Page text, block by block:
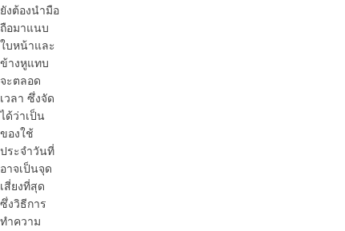
ยังต้องนำมือ
ถือมาแนบ
ใบหน้าและ
ข้างหูแทบ
จะตลอด
เวลา ซึ่งจัด
ได้ว่าเป็น
ของใช้
ประจำวันที่
อาจเป็นจุด
เสี่ยงที่สุด
ซึ่งวิธีการ
ทำความ